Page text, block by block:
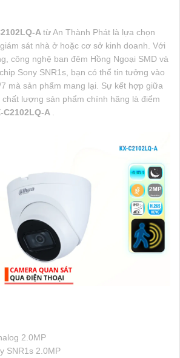
A từ An Thành Phát là lựa chọn
sát nhà ở hoặc cơ sở kinh doanh. Với
công nghệ ban đêm Hồng Ngoại SMD và
Sony SNR1s, bạn có thể tin tưởng vào
mà sản phẩm mang lại. Sự kết hợp giữa
lượng sản phẩm chính hãng là điểm
C2102LQ-A
2.0MP
SNR1s 2.0MP